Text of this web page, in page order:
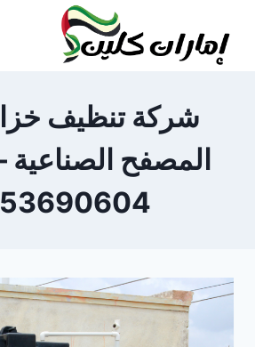
المحتوى
شركة تنظيف
المصفح الصناعية